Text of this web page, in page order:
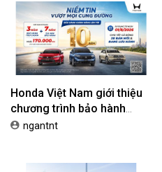
Honda Việt Nam giới thiệu
chương trình bảo hành
chính hãng lên tới 10 năm
ngantnt